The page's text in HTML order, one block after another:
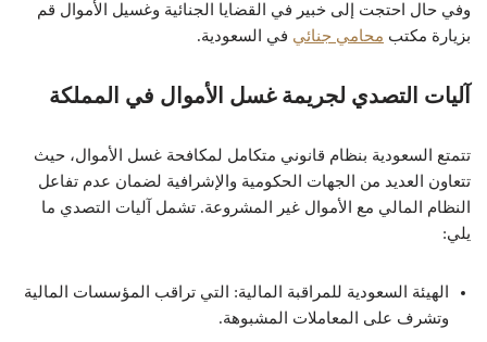
وفي حال احتجت إلى خبير في القضايا الجنائية وغسيل الأموال قم
بزيارة مكتب محامي جنائي في السعودية.
آليات التصدي لجريمة غسل الأموال في المملكة
تتمتع السعودية بنظام قانوني متكامل لمكافحة غسل الأموال، حيث
تتعاون العديد من الجهات الحكومية والإشرافية لضمان عدم تفاعل
النظام المالي مع الأموال غير المشروعة. تشمل آليات التصدي ما
يلي:
الهيئة السعودية للمراقبة المالية: التي تراقب المؤسسات المالية
وتشرف على المعاملات المشبوهة.